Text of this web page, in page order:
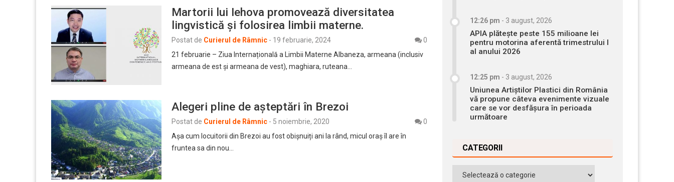
Martorii lui Iehova promovează diversitatea
lingvistică și folosirea limbii materne.
Postat de Curierul de Râmnic - 19 februarie, 2024
0
21 februarie – Ziua Internațională a Limbii Materne Albaneza, armeana (inclusiv
armeana de est și armeana de vest), maghiara, ruteana…
Alegeri pline de așteptări în Brezoi
Postat de Curierul de Râmnic - 5 noiembrie, 2020
0
Așa cum locuitorii din Brezoi au fost obișnuiți ani la rând, micul oraș îl are în
fruntea sa din nou…
12:26 pm - 3 august, 2026
APIA plătește peste 155 milioane lei
pentru motorina aferentă trimestrului I
al anului 2026
12:25 pm - 3 august, 2026
Uniunea Artiștilor Plastici din România
vă propune câteva evenimente vizuale
care se vor desfășura în perioada
următoare
CATEGORII
Categorii